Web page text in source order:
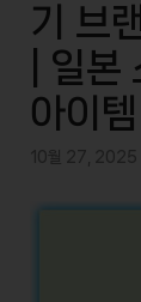
기 브
| 일
아이템
10월 27, 2025